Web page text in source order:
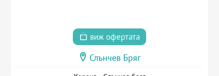
виж офертата
Слънчев Бряг